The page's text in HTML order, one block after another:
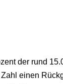
der rund
einen